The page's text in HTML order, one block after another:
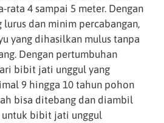
rata 4 sampai 5 meter. Dengan
dan minim percabangan,
yang dihasilkan mulus tanpa
Dengan pertumbuhan
bibit jati unggul yang
9 hingga 10 tahun pohon
bisa ditebang dan diambil
untuk bibit jati unggul